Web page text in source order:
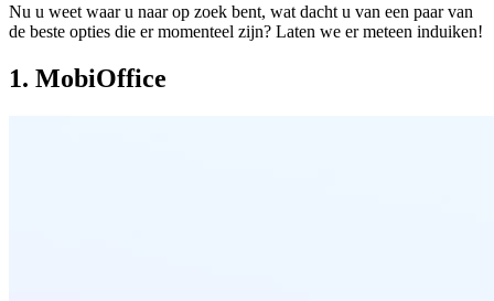
Nu u weet waar u naar op zoek bent, wat dacht u van een paar van
de beste opties die er momenteel zijn? Laten we er meteen induiken!
1. MobiOffice